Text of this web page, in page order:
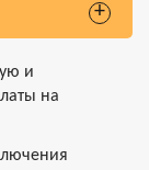
+
и
на